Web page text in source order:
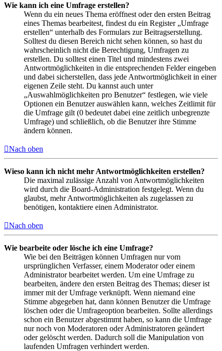
Wie kann ich eine Umfrage erstellen?
Wenn du ein neues Thema eröffnest oder den ersten Beitrag
eines Themas bearbeitest, findest du ein Register „Umfrage
erstellen“ unterhalb des Formulars zur Beitragserstellung.
Solltest du diesen Bereich nicht sehen können, so hast du
wahrscheinlich nicht die Berechtigung, Umfragen zu
erstellen. Du solltest einen Titel und mindestens zwei
Antwortmöglichkeiten in die entsprechenden Felder eingeben
und dabei sicherstellen, dass jede Antwortmöglichkeit in einer
eigenen Zeile steht. Du kannst auch unter
„Auswahlmöglichkeiten pro Benutzer“ festlegen, wie viele
Optionen ein Benutzer auswählen kann, welches Zeitlimit für
die Umfrage gilt (0 bedeutet dabei eine zeitlich unbegrenzte
Umfrage) und schließlich, ob die Benutzer ihre Stimme
ändern können.
Nach oben
Wieso kann ich nicht mehr Antwortmöglichkeiten erstellen?
Die maximal zulässige Anzahl von Antwortmöglichkeiten
wird durch die Board-Administration festgelegt. Wenn du
glaubst, mehr Antwortmöglichkeiten als zugelassen zu
benötigen, kontaktiere einen Administrator.
Nach oben
Wie bearbeite oder lösche ich eine Umfrage?
Wie bei den Beiträgen können Umfragen nur vom
ursprünglichen Verfasser, einem Moderator oder einem
Administrator bearbeitet werden. Um eine Umfrage zu
bearbeiten, ändere den ersten Beitrag des Themas; dieser ist
immer mit der Umfrage verknüpft. Wenn niemand eine
Stimme abgegeben hat, dann können Benutzer die Umfrage
löschen oder die Umfrageoption bearbeiten. Sollte allerdings
schon ein Benutzer abgestimmt haben, so kann die Umfrage
nur noch von Moderatoren oder Administratoren geändert
oder gelöscht werden. Dadurch soll die Manipulation von
laufenden Umfragen verhindert werden.